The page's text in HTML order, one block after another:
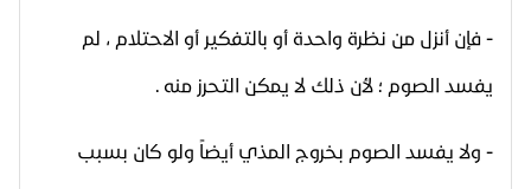
- فإن أنزل من نظرة واحدة أو بالتفكير أو الاحتلام ، لم
يفسد الصوم ؛ لأن ذلك لا يمكن التحرز منه .
- ولا يفسد الصوم بخروج المذي أيضاً ولو كان بسبب